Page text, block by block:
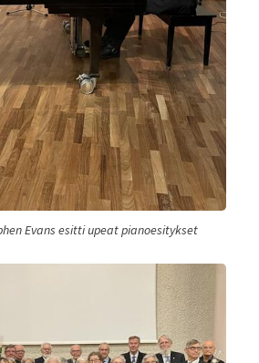
Evans esitti upeat pianoesitykset